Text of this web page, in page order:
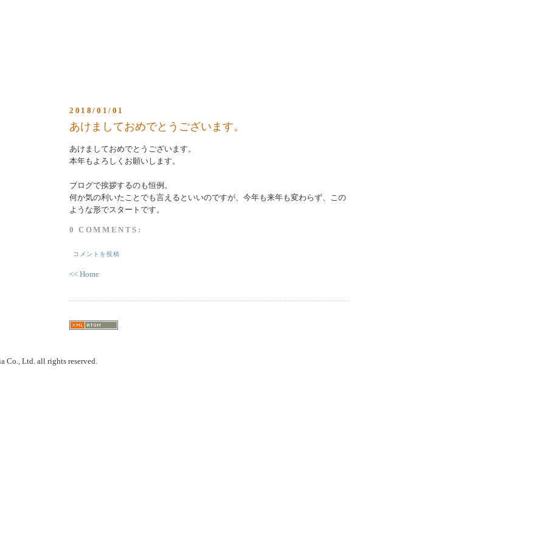
2018/01/01
あけましておめでとうございます。
あけましておめでとうございます。
本年もよろしくお願いします。
ブログで挨拶するのも恒例。
何か気の利いたことでも言えるといいのですが、今年も来年も変わらず、この
ような形でスタートです。
0 COMMENTS:
コメントを投稿
<< Home
Co., Ltd. all rights reserved.